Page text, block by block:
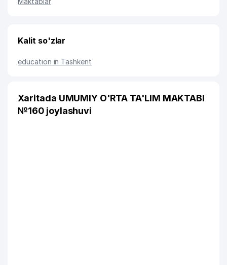
Kalit so'zlar
education in Tashkent
Xaritada UMUMIY O'RTA TA'LIM MAKTABI
№160 joylashuvi